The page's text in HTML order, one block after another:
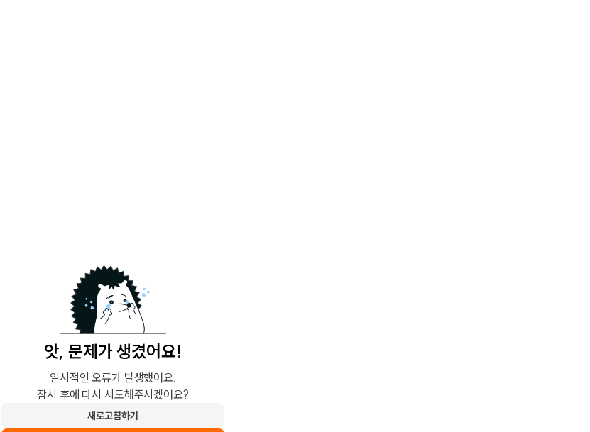
앗, 문제가 생겼어요!
일시적인 오류가 발생했어요.
잠시 후에 다시 시도해주시겠어요?
새로고침하기